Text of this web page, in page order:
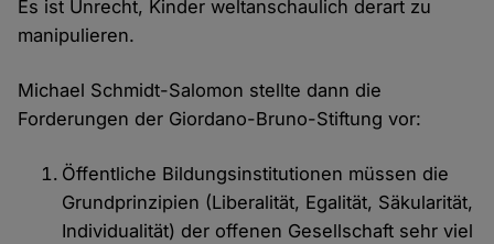
Es ist Unrecht, Kinder weltanschaulich derart zu
manipulieren.
Michael Schmidt-Salomon stellte dann die
Forderungen der Giordano-Bruno-Stiftung vor:
Öffentliche Bildungsinstitutionen müssen die
Grundprinzipien (Liberalität, Egalität, Säkularität,
Individualität) der offenen Gesellschaft sehr viel